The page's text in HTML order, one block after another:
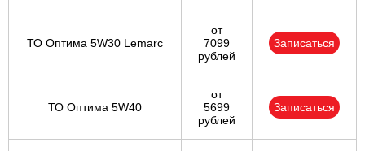
ТО Оптима 5W30 Lemarc
от
7099
рублей
Записаться
ТО Оптима 5W40
от
5699
рублей
Записаться